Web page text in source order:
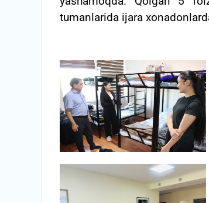
tumanlarida ijara